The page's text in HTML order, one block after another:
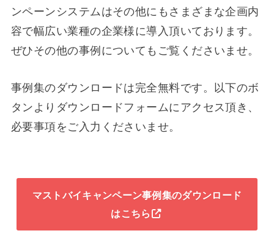
ンペーンシステムはその他にもさまざまな企画内
容で幅広い業種の企業様に導入頂いております。
ぜひその他の事例についてもご覧くださいませ。
事例集のダウンロードは完全無料です。以下のボ
タンよりダウンロードフォームにアクセス頂き、
必要事項をご入力くださいませ。
マストバイキャンペーン事例集のダウンロード
はこちら